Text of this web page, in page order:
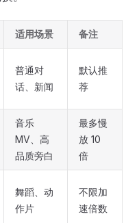
适用场景 备注
普通对
话、新闻
默认推
荐
音乐
MV、高
品质旁白
最多慢
放 10
倍
舞蹈、动
作片
不限加
速倍数